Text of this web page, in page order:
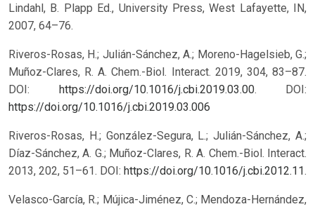
Lindahl, B. Plapp Ed., University Press, West Lafayette, IN,
2007, 64–76.
Riveros-Rosas, H.; Julián-Sánchez, A.; Moreno-Hagelsieb, G.;
Muñoz-Clares, R. A. Chem.-Biol. Interact. 2019, 304, 83–87.
DOI: https://doi.org/10.1016/j.cbi.2019.03.00. DOI:
https://doi.org/10.1016/j.cbi.2019.03.006
Riveros-Rosas, H.; González-Segura, L.; Julián-Sánchez, A.;
Díaz-Sánchez, A. G.; Muñoz-Clares, R. A. Chem.-Biol. Interact.
2013, 202, 51–61. DOI: https://doi.org/10.1016/j.cbi.2012.11.
Velasco-García, R.; Mújica-Jiménez, C.; Mendoza-Hernández,